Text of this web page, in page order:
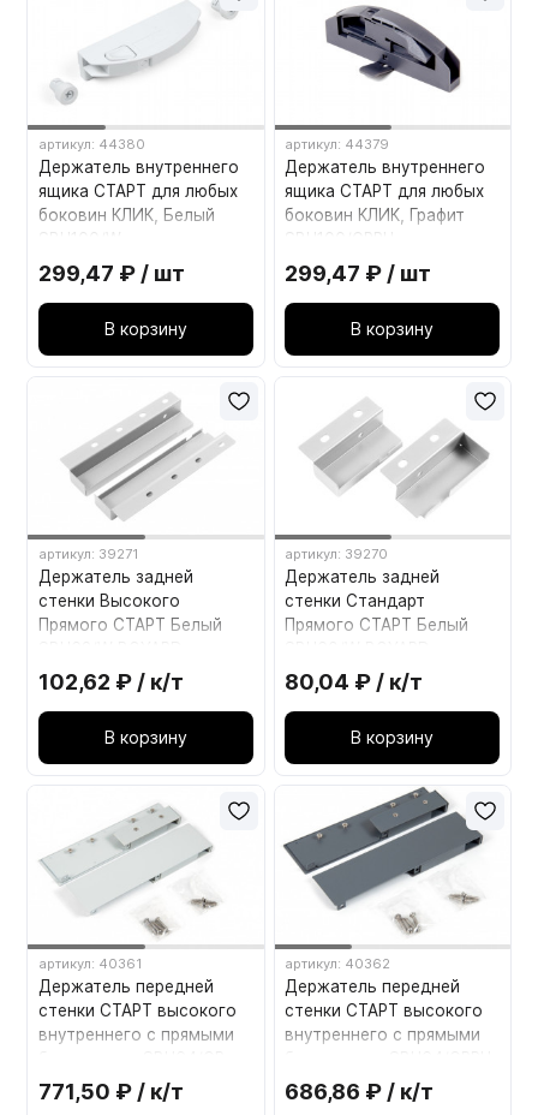
артикул: 44380
Держатель внутреннего
ящика СТАРТ для любых
боковин КЛИК, Белый
299,47 ₽ / шт
В корзину
артикул: 44379
Держатель внутреннего
ящика СТАРТ для любых
боковин КЛИК, Графит
299,47 ₽ / шт
В корзину
артикул: 39271
Держатель задней
стенки Высокого
Прямого СТАРТ Белый
102,62 ₽ / к/т
В корзину
артикул: 39270
Держатель задней
стенки Стандарт
Прямого СТАРТ Белый
80,04 ₽ / к/т
В корзину
артикул: 40361
Держатель передней
стенки СТАРТ высокого
внутреннего с прямыми
Серый
771,50 ₽ / к/т
артикул: 40362
Держатель передней
стенки СТАРТ высокого
внутреннего с прямыми
Графит
686,86 ₽ / к/т